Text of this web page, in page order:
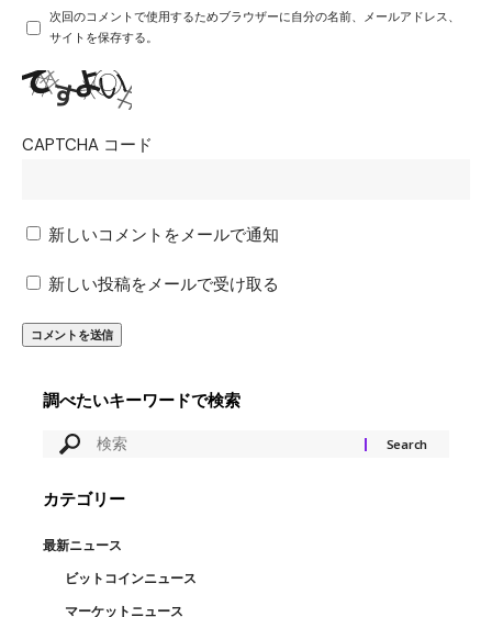
次回のコメントで使用するためブラウザーに自分の名前、メールアドレス、
サイトを保存する。
CAPTCHA コード
新しいコメントをメールで通知
新しい投稿をメールで受け取る
調べたいキーワードで検索
カテゴリー
最新ニュース
ビットコインニュース
マーケットニュース